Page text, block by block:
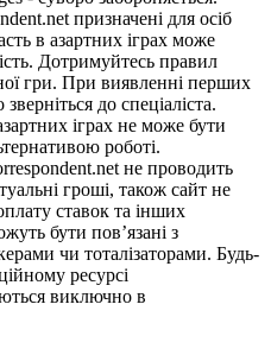
призначені для осіб
в азартних іграх може
Дотримуйтесь правил
гри. При виявленні перших
до спеціаліста.
іграх не може бути
роботі.
не проводить
гроші, також сайт не
ставок та інших
бути пов’язані з
чи тоталізаторами. Будь-
ресурсі
виключно в